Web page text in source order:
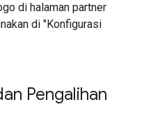
di halaman partner
di "Konfigurasi
Pengalihan